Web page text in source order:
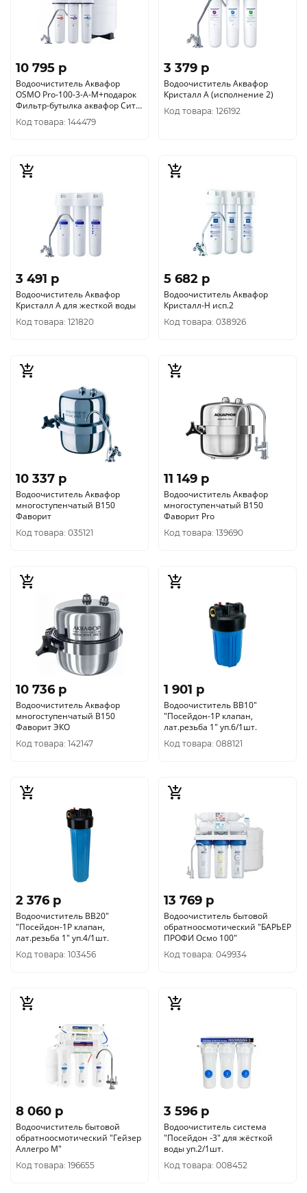
10 795 p
Водоочиститель Аквафор
OSMO Pro-100-3-А-М+подарок
Фильтр-бутылка аквафор Сити
модель 1350
Код товара: 144479
3 379 p
Водоочиститель Аквафор
Кристалл А (исполнение 2)
Код товара: 126192
3 491 p
Водоочиститель Аквафор
Кристалл А для жесткой воды
Код товара: 121820
5 682 p
Водоочиститель Аквафор
Кристалл-Н исп.2
Код товара: 038926
10 337 p
Водоочиститель Аквафор
многоступенчатый В150
Фаворит
Код товара: 035121
11 149 p
Водоочиститель Аквафор
многоступенчатый В150
Фаворит Pro
Код товара: 139690
10 736 p
Водоочиститель Аквафор
многоступенчатый В150
Фаворит ЭКО
Код товара: 142147
1 901 p
Водоочиститель ВВ10"
"Посейдон-1Р клапан,
лат.резьба 1" уп.6/1шт.
Код товара: 088121
2 376 p
Водоочиститель ВВ20"
"Посейдон-1Р клапан,
лат.резьба 1" уп.4/1шт.
Код товара: 103456
13 769 p
Водоочиститель бытовой
обратноосмотический "БАРЬЕР
ПРОФИ Осмо 100"
Код товара: 049934
8 060 p
Водоочиститель бытовой
обратноосмотический "Гейзер
Аллегро М"
Код товара: 196655
3 596 p
Водоочиститель система
"Посейдон -3" для жёсткой
воды уп.2/1шт.
Код товара: 008452